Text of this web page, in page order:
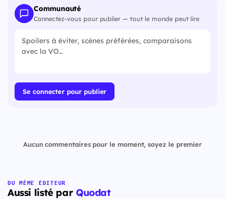
Communauté
Connectez-vous pour publier — tout le monde peut lire
Se connecter pour publier
Aucun commentaires pour le moment, soyez le premier
DU MÊME ÉDITEUR
Aussi listé par Quodat